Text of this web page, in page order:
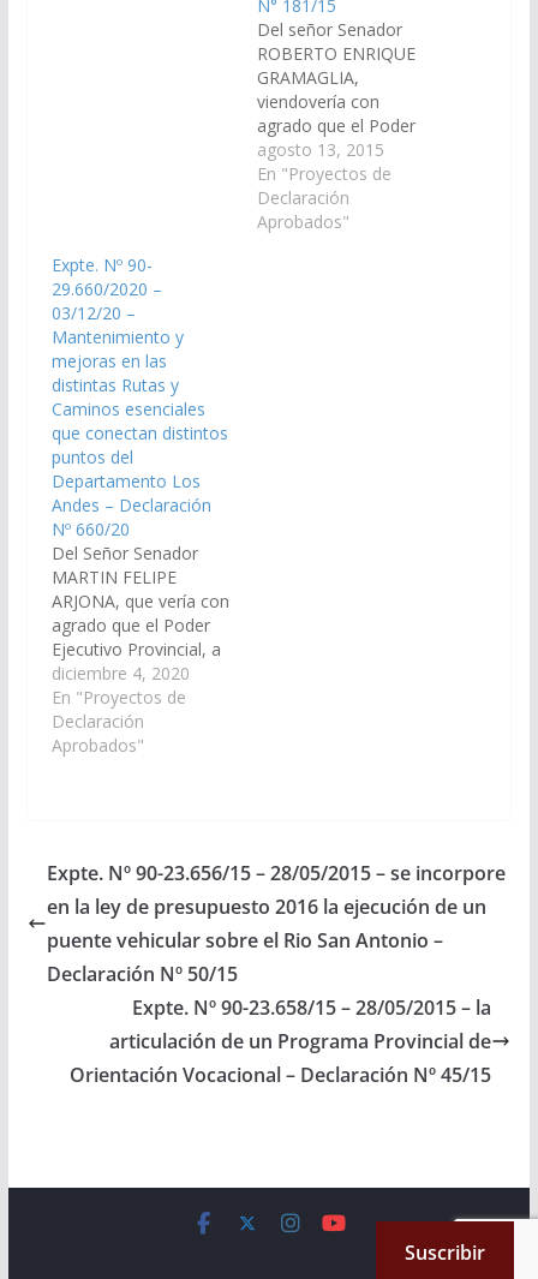
N° 181/15
Del señor Senador
ROBERTO ENRIQUE
GRAMAGLIA,
viendovería con
agrado que el Poder
Ejecutivo Provincial,
incluya en el Plan de
Trabajos Públicos del
Presupuesto General
agosto 13, 2015
En "Proyectos de
Declaración
Aprobados"
Expte. Nº 90-
29.660/2020 –
03/12/20 –
Mantenimiento y
mejoras en las
distintas Rutas y
Caminos esenciales
que conectan distintos
puntos del
Departamento Los
Andes – Declaración
Nº 660/20
Del Señor Senador
MARTIN FELIPE
ARJONA, que vería con
agrado que el Poder
Ejecutivo Provincial, a
través de los
organismos
competentes (Vialidad
de Salta, Vialidad
lleven a cabo urgentes
tareas de
mantenimiento y
mejoras en las
distintas Rutas…
diciembre 4, 2020
En "Proyectos de
Declaración
Aprobados"
Expte. Nº 90-23.656/15 – 28/05/2015 – se incorpore
en la ley de presupuesto 2016 la ejecución de un
puente vehicular sobre el Rio San Antonio –
Declaración Nº 50/15
Expte. Nº 90-23.658/15 – 28/05/2015 – la
articulación de un Programa Provincial de
Orientación Vocacional – Declaración Nº 45/15
. All rights reserved.
Suscribir